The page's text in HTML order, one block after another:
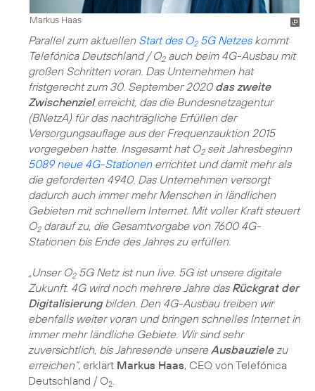
Markus Haas
Parallel zum aktuellen Start des O25G Netzeskommt
Telefónica Deutschland / O2auch beim 4G-Ausbau mit
großen Schritten voran. Das Unternehmen hat
fristgerecht zum 30. September 2020 das zweite
Zwischenzielerreicht, das die Bundesnetzagentur
(BNetzA) für das nachträgliche Erfüllen der
Versorgungsauflage aus der Frequenzauktion 2015
vorgegeben hatte. Insgesamt hat O2seit Jahresbeginn
5089 neue 4G-Stationenerrichtet und damit mehr als
die geforderten 4940. Das Unternehmen versorgt
dadurch auch immer mehr Menschen in ländlichen
Gebieten mit schnellem Internet. Mit voller Kraft steuert
O2darauf zu, die Gesamtvorgabe von 7600 4G-
Stationen bis Ende des Jahres zu erfüllen.
„Unser O25G Netz ist nun live. 5G ist unsere digitale
Zukunft. 4G wird noch mehrere Jahre das Rückgrat der
Digitalisierungbilden. Den 4G-Ausbau treiben wir
ebenfalls weiter voran und bringen schnelles Internet in
immer mehr ländliche Gebiete. Wir sind sehr
zuversichtlich, bis Jahresende unsereAusbauzielezu
erreichen“, erklärt Markus Haas, CEO von Telefónica
Deutschland / O2